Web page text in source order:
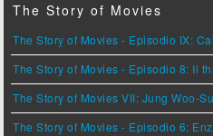
The Story of Movies
The Story of Movies - Episodio IX:
The Story of Movies - Episodio 8: Il
The Story of Movies VII: Jung Woo-
The Story of Movies - Episodio 6: